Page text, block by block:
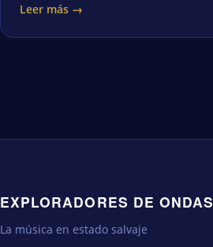
Leer más →
EXPLORADORES DE ONDAS
La música en estado salvaje